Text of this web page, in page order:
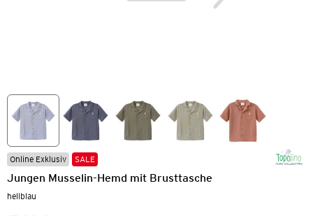
Online Exklusiv SALE
Jungen Musselin-Hemd mit Brusttasche
hellblau